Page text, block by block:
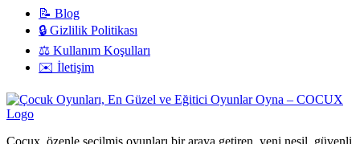
📝 Blog
🔒 Gizlilik Politikası
⚖️ Kullanım Koşulları
✉️ İletişim